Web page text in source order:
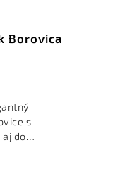
Borovica
s
do